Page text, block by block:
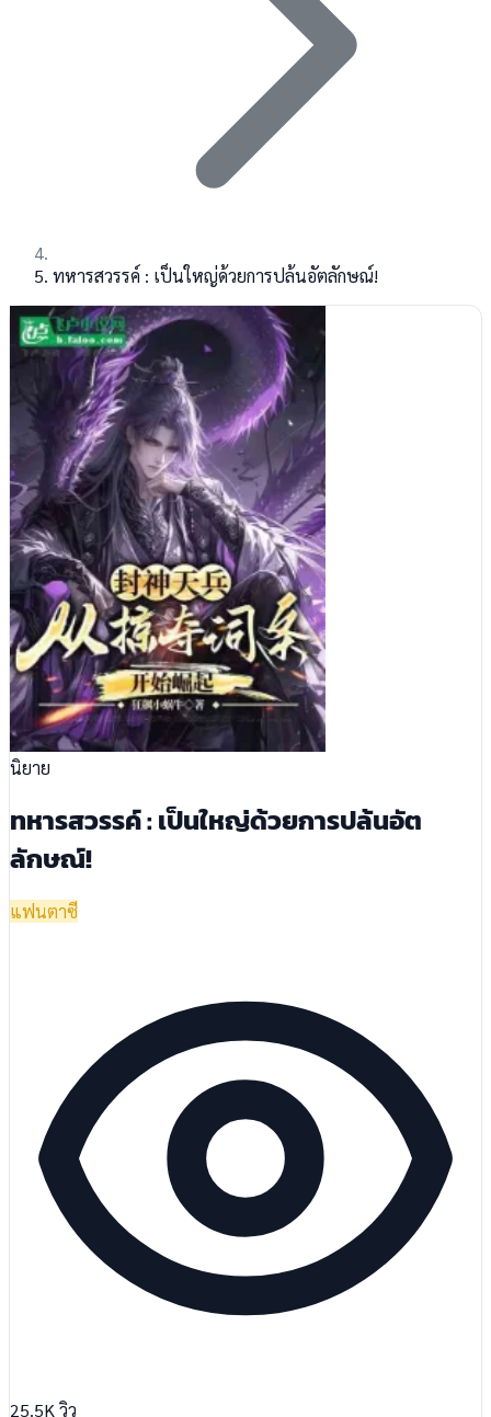
ทหารสวรรค์ : เป็นใหญ่ด้วยการปล้นอัตลักษณ์!
นิยาย
ทหารสวรรค์ : เป็นใหญ่ด้วยการปล้นอัต
ลักษณ์!
แฟนตาซี
25.5K วิว